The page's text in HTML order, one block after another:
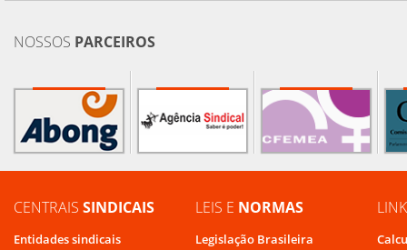
NOSSOS PARCEIROS
CENTRAIS SINDICAIS
Entidades sindicais
LEIS E NORMAS
Legislação Brasileira